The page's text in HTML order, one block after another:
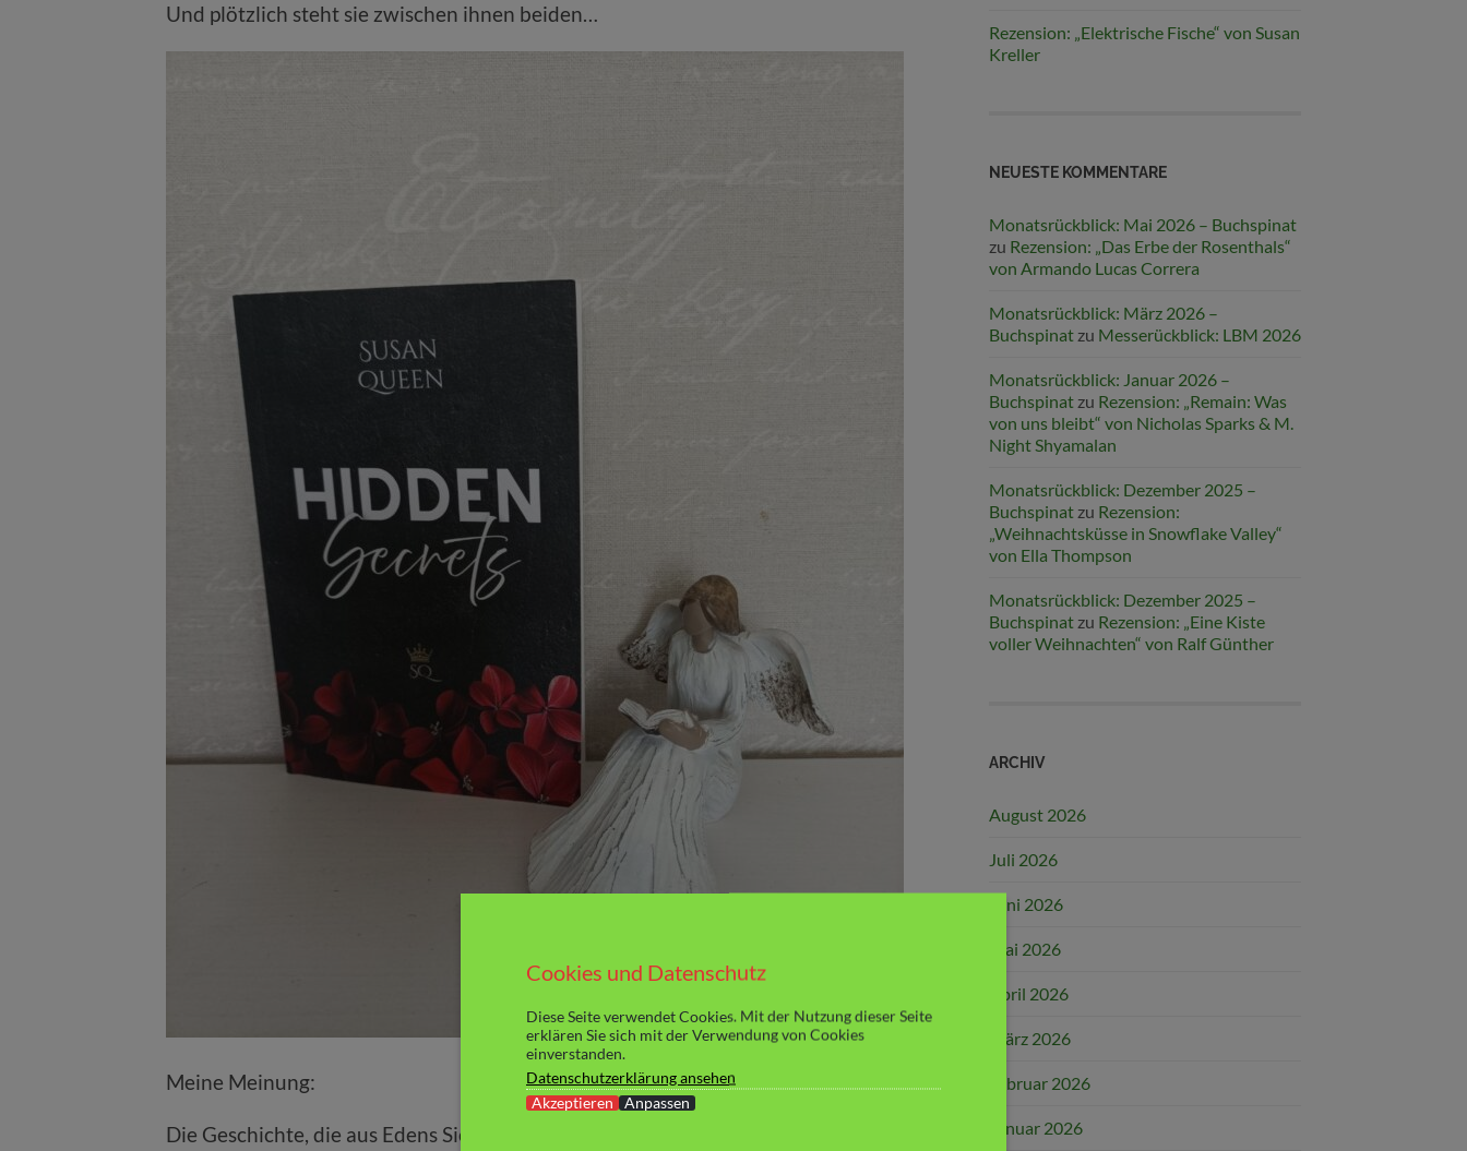
Und plötzlich steht sie zwischen ihnen beiden…
Meine Meinung:
Die Geschichte, die aus Edens Sicht erzählt wird, ist sehr unterhaltsam und
Rezension: „Elektrische Fische“ von Susan
Kreller
NEUESTE KOMMENTARE
Monatsrückblick: Mai 2026 – Buchspinat
zu Rezension: „Das Erbe der Rosenthals“
von Armando Lucas Correra
Monatsrückblick: März 2026 –
Buchspinat zu Messerückblick: LBM 2026
Monatsrückblick: Januar 2026 –
Buchspinat zu Rezension: „Remain: Was
von uns bleibt“ von Nicholas Sparks & M.
Night Shyamalan
Monatsrückblick: Dezember 2025 –
Buchspinat zu Rezension:
„Weihnachtsküsse in Snowflake Valley“
von Ella Thompson
Monatsrückblick: Dezember 2025 –
Buchspinat zu Rezension: „Eine Kiste
voller Weihnachten“ von Ralf Günther
ARCHIV
August 2026
Juli 2026
Juni 2026
Mai 2026
April 2026
März 2026
Februar 2026
Januar 2026
Cookies und Datenschutz
Diese Seite verwendet Cookies. Mit der Nutzung dieser Seite
erklären Sie sich mit der Verwendung von Cookies
einverstanden.
Datenschutzerklärung ansehen
Akzeptieren
Anpassen